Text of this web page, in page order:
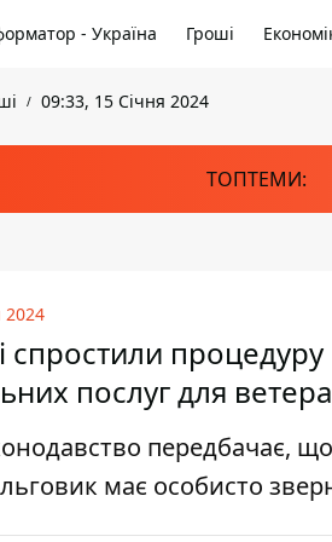
- Україна Гроші
09:33, 15 Січня 2024
ТОПТЕМИ:
2024
спростили
послуг для
передбачає,
має особисто